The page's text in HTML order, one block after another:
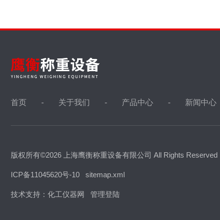
首页 关于我们 产品中心 新闻中心
版权所有©2026 上海鹰衡称重设备有限公司 All Rights Reserved
ICP备11045620号-10 sitemap.xml
技术支持： 化工仪器网 管理登陆